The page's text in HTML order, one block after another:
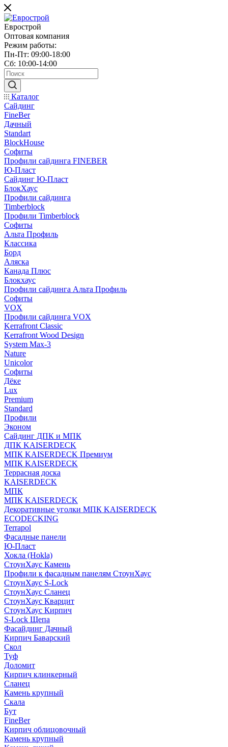
Еврострой
Оптовая компания
Режим работы:
Пн-Пт: 09:00-18:00
Сб: 10:00-14:00
Каталог
Сайдинг
FineBer
Дачный
Standart
BlockHouse
Софиты
Профили сайдинга FINEBER
Ю-Пласт
Сайдинг Ю-Пласт
БлокХаус
Профили сайдинга
Timberblock
Профили Timberblock
Софиты
Альта Профиль
Классика
Борд
Аляска
Канада Плюс
Блокхаус
Профили сайдинга Альта Профиль
Софиты
VOX
Профили сайдинга VOX
Kerrafront Classic
Kerrafront Wood Design
System Max-3
Nature
Unicolor
Софиты
Дёке
Lux
Premium
Standard
Профили
Эконом
Сайдинг ДПК и МПК
ДПК KAISERDECK
МПК KAISERDECK Премиум
МПК KAISERDECK
Террасная доска
KAISERDECK
МПК
МПК KAISERDECK
Декоративные уголки МПК KAISERDECK
ECODECKING
Terrapol
Фасадные панели
Ю-Пласт
Хокла (Hokla)
СтоунХаус Камень
Профили к фасадным панелям СтоунХаус
СтоунХаус S-Lock
СтоунХаус Сланец
СтоунХаус Кварцит
СтоунХаус Кирпич
S-Lock Щепа
Фасайдинг Дачный
Кирпич Баварский
Скол
Туф
Доломит
Кирпич клинкерный
Сланец
Камень крупный
Скала
Бут
FineBer
Кирпич облицовочный
Камень крупный